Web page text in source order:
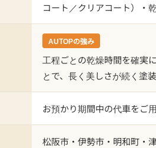
コート／クリアコート）・
AUTOPの強み
工程ごとの乾燥時間を確実
とで、長く美しさが続く塗装
お預かり期間中の代車をご
松阪市・伊勢市・明和町・